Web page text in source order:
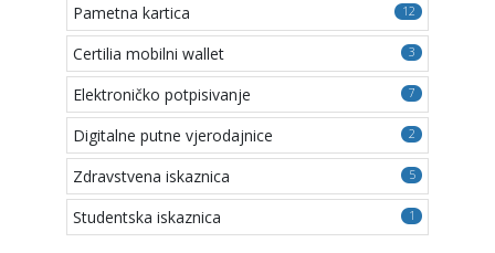
12
Pametna kartica
3
Certilia mobilni wallet
7
Elektroničko potpisivanje
2
Digitalne putne vjerodajnice
5
Zdravstvena iskaznica
1
Studentska iskaznica